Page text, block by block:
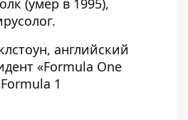
(умер в 1995),
английский
«Formula One
1